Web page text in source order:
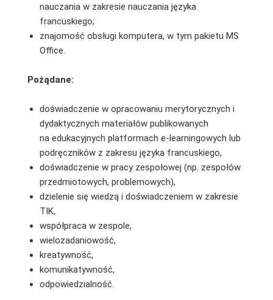
nauczania w zakresie nauczania języka
francuskiego;
znajomość obsługi komputera, w tym pakietu MS
Office.
Pożądane:
doświadczenie w opracowaniu merytorycznych i
dydaktycznych materiałów publikowanych
na edukacyjnych platformach e-learningowych lub
podręczników z zakresu języka francuskiego,
doświadczenie w pracy zespołowej (np. zespołów
przedmiotowych, problemowych),
dzielenie się wiedzą i doświadczeniem w zakresie
TIK,
współpraca w zespole,
wielozadaniowość,
kreatywność,
komunikatywność,
odpowiedzialność.